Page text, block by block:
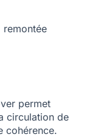
permet
circulation de
cohérence.